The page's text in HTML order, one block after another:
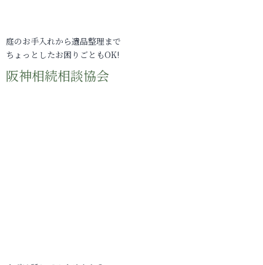
庭のお手入れから遺品整理まで
ちょっとしたお困りごともOK!
阪神相続相談協会